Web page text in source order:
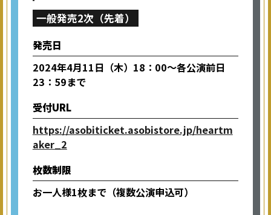
一般発売2次（先着）
発売日
2024年4月11日（木）18：00～各公演前日
23：59まで
受付URL
https://asobiticket.asobistore.jp/heartm
aker_2
枚数制限
お一人様1枚まで（複数公演申込可）